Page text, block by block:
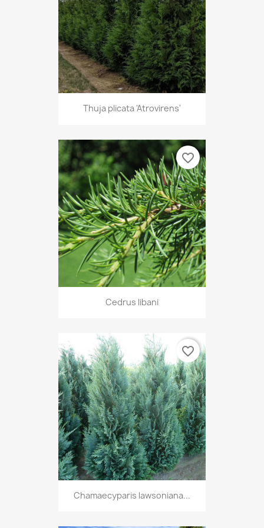
Thuja plicata 'Atrovirens'
Cedrus libani
favorite_border
Chamaecyparis lawsoniana...
favorite_border